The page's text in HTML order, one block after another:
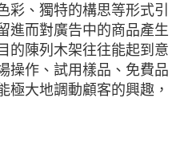
彩、獨特的構思等形式引
進而對廣告中的商品產生
的陳列木架往往能起到意
操作、試用樣品、免費品
極大地調動顧客的興趣，